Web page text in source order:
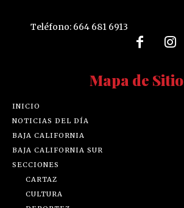
Teléfono: 664 681 6913
Mapa de Sitio
INICIO
NOTICIAS DEL DÍA
BAJA CALIFORNIA
BAJA CALIFORNIA SUR
SECCIONES
CARTAZ
CULTURA